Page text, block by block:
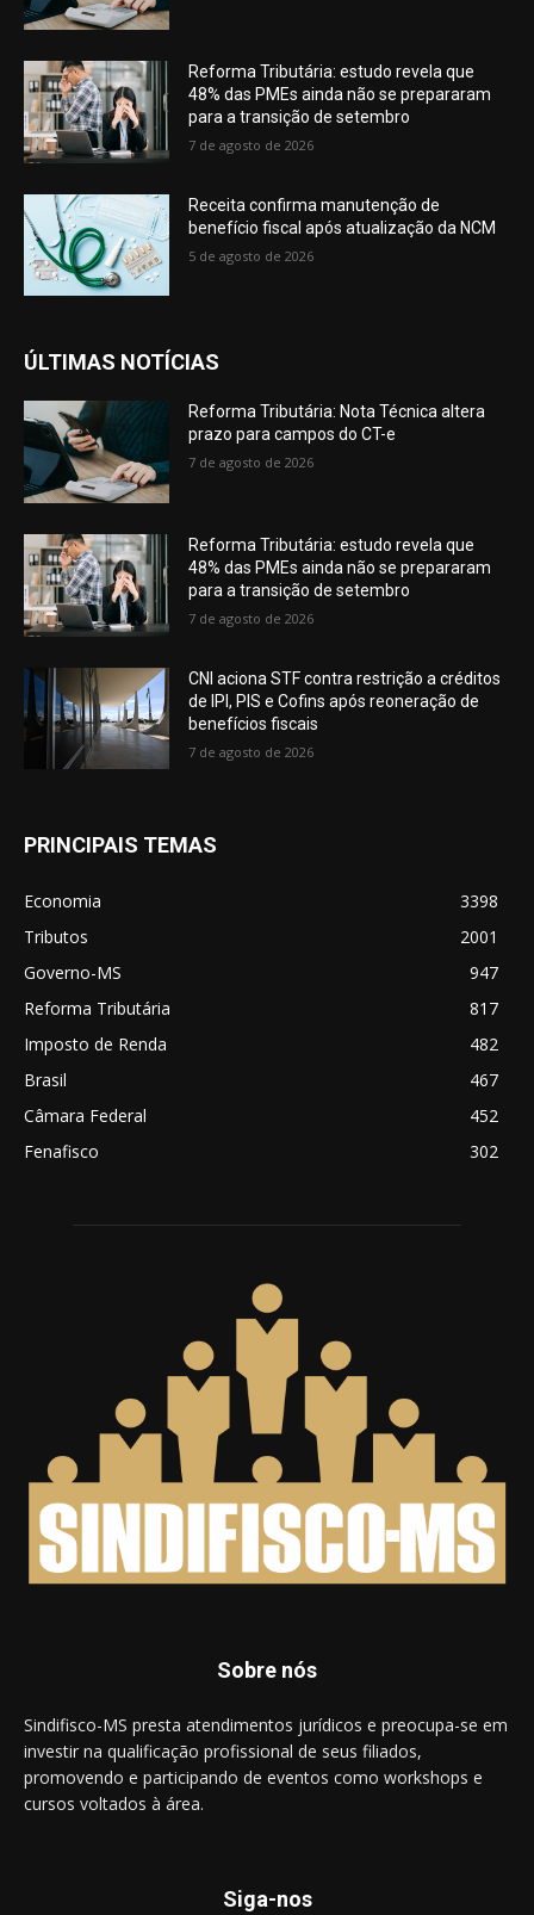
Reforma Tributária: estudo revela que
48% das PMEs ainda não se prepararam
para a transição de setembro
7 de agosto de 2026
Receita confirma manutenção de
benefício fiscal após atualização da NCM
5 de agosto de 2026
ÚLTIMAS NOTÍCIAS
Reforma Tributária: Nota Técnica altera
prazo para campos do CT-e
7 de agosto de 2026
Reforma Tributária: estudo revela que
48% das PMEs ainda não se prepararam
para a transição de setembro
7 de agosto de 2026
CNI aciona STF contra restrição a créditos
de IPI, PIS e Cofins após reoneração de
benefícios fiscais
7 de agosto de 2026
PRINCIPAIS TEMAS
Economia
3398
Tributos
2001
Governo-MS
947
Reforma Tributária
817
Imposto de Renda
482
Brasil
467
Câmara Federal
452
Fenafisco
302
Sobre nós
Sindifisco-MS presta atendimentos jurídicos e preocupa-se em
investir na qualificação profissional de seus filiados,
promovendo e participando de eventos como workshops e
cursos voltados à área.
Siga-nos